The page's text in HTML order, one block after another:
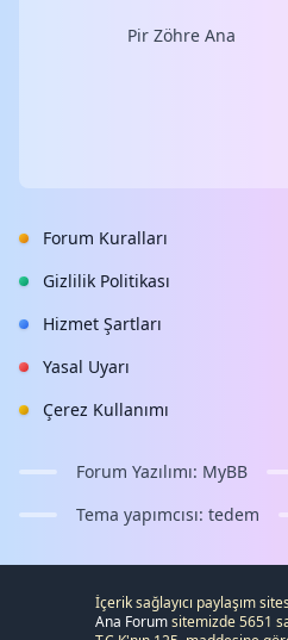
Pir Zöhre Ana
Forum Kuralları
Gizlilik Politikası
Hizmet Şartları
Yasal Uyarı
Çerez Kullanımı
Forum Yazılımı: MyBB
Tema yapımcısı: tedem
İçerik sağlayıcı paylaşım
Ana Forumsitemizde 5651